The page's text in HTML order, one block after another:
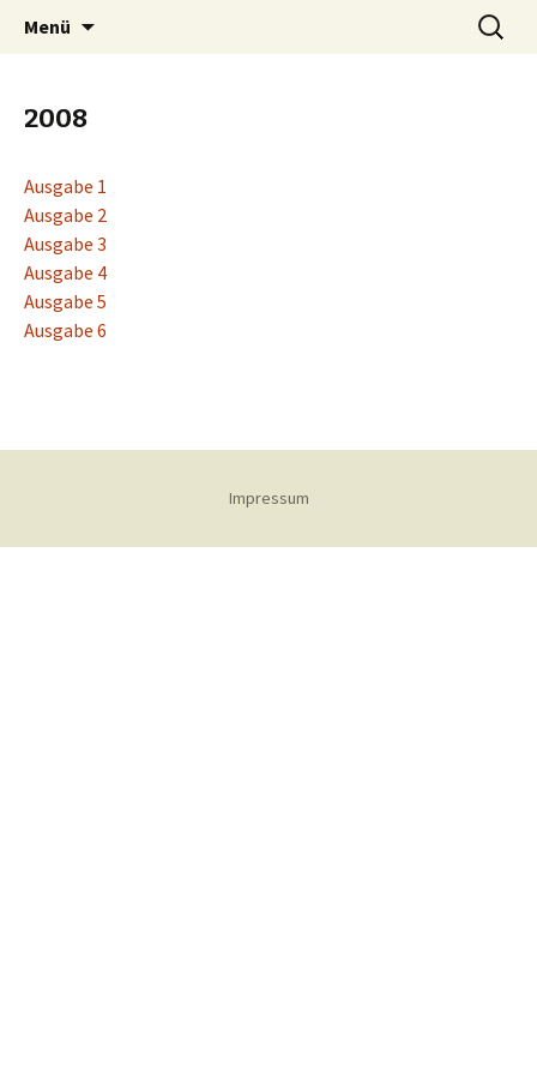
OTB-Wuppertal
Menü
Suchen
nach:
2008
Ausgabe 1
Ausgabe 2
Ausgabe 3
Ausgabe 4
Ausgabe 5
Ausgabe 6
Impressum